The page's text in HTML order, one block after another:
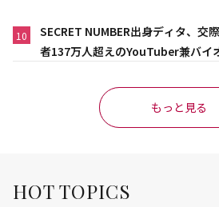
10
SECRET NUMBER出身ディタ、交
者137万人超えのYouTuber兼バイ
もっと見る
HOT TOPICS